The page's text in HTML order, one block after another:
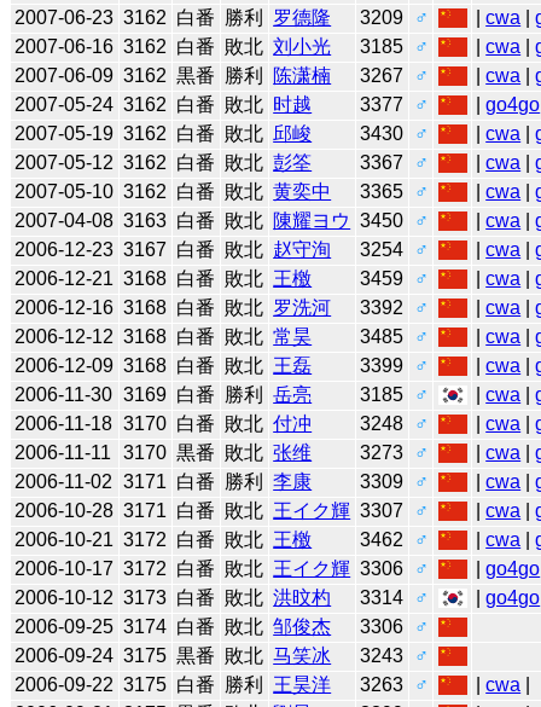
2007-06-23 3162 白番 勝利 罗德隆 3209 ♂ |cwa |
2007-06-16 3162 白番 敗北 刘小光 3185 ♂ |cwa |
2007-06-09 3162 黒番 勝利 陈潇楠 3267 ♂ |cwa |
2007-05-24 3162 白番 敗北 时越 3377 ♂ |go4go
2007-05-19 3162 白番 敗北 邱峻 3430 ♂ |cwa |
2007-05-12 3162 白番 敗北 彭筌 3367 ♂ |cwa |
2007-05-10 3162 白番 敗北 黄奕中 3365 ♂ |cwa |
2007-04-08 3163 白番 敗北 陳耀ヨウ 3450 ♂ |cwa |
2006-12-23 3167 白番 敗北 赵守洵 3254 ♂ |cwa |
2006-12-21 3168 白番 敗北 王檄 3459 ♂ |cwa |
2006-12-16 3168 白番 敗北 罗洗河 3392 ♂ |cwa |
2006-12-12 3168 白番 敗北 常昊 3485 ♂ |cwa |
2006-12-09 3168 白番 敗北 王磊 3399 ♂ |cwa |
2006-11-30 3169 白番 勝利 岳亮 3185 ♂ |cwa |
2006-11-18 3170 白番 敗北 付冲 3248 ♂ |cwa |
2006-11-11
3170 黒番 敗北 张维 3273 ♂ |cwa |
2006-11-02 3171 白番 勝利 李康 3309 ♂ |cwa |
2006-10-28 3171 白番 敗北 王イク輝 3307 ♂ |cwa |
2006-10-21 3172 白番 敗北 王檄 3462 ♂ |cwa |
2006-10-17 3172 白番 敗北 王イク輝 3306 ♂ |go4go
2006-10-12 3173 白番 敗北 洪旼杓 3314 ♂ |go4go
2006-09-25 3174 白番 敗北 邹俊杰 3306
♂
2006-09-24 3175 黒番 敗北 马笑冰 3243
♂
2006-09-22 3175 白番 勝利 王昊洋 3263 ♂ |cwa